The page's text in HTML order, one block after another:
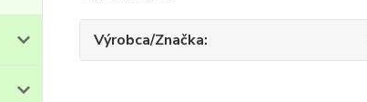
Výrobca/Značka